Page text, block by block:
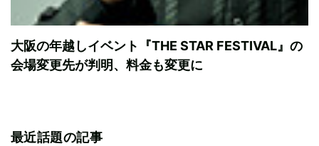
大阪の年越しイベント『THE STAR FESTIVAL』の
会場変更先が判明、料金も変更に
最近話題の記事